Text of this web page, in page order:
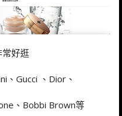
好逛
、Gucci 、Dior、
、Bobbi Brown等